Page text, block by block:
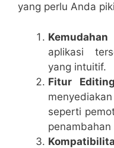
yang perlu Anda
aplikasi
yang intuitif.
Fitur Editing
seperti
penambahan